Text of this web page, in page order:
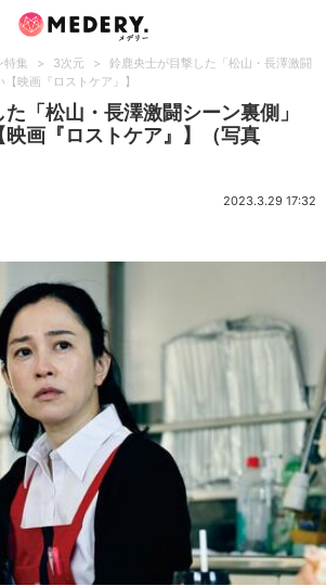
特集 > 3次元 >
鈴鹿央士が目撃した「松山・長澤激闘
映画『ロストケア』】
「松山・長澤激闘シーン裏側」
映画『ロストケア』】（写真
2023.3.29 17:32